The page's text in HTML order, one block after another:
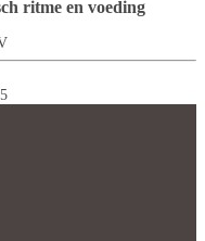
ritme en voeding